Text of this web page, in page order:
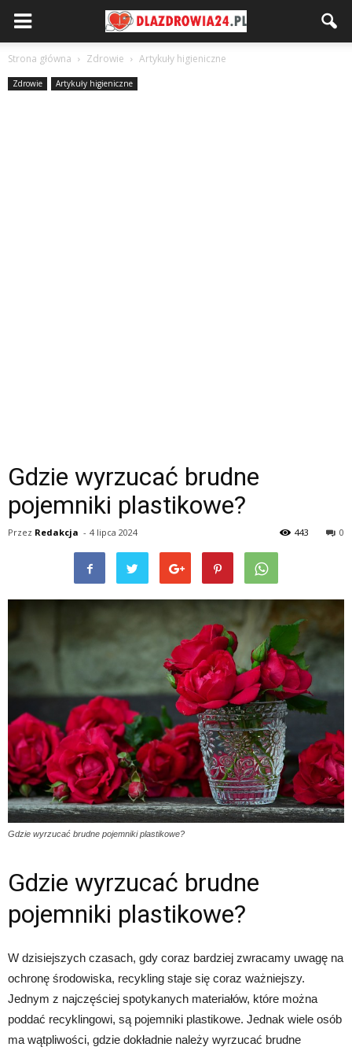
Strona główna Zdrowie Artykuły higieniczne
Zdrowie Artykuły higieniczne
Gdzie wyrzucać brudne
pojemniki plastikowe?
Przez Redakcja - 4 lipca 2024 0
443
Gdzie wyrzucać brudne pojemniki plastikowe?
Gdzie wyrzucać brudne
pojemniki plastikowe?
W dzisiejszych czasach, gdy coraz bardziej zwracamy uwagę na
ochronę środowiska, recykling staje się coraz ważniejszy.
Jednym z najczęściej spotykanych materiałów, które można
poddać recyklingowi, są pojemniki plastikowe. Jednak wiele osób
ma wątpliwości, gdzie dokładnie należy wyrzucać brudne